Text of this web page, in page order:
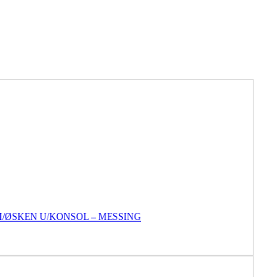
U/KONSOL – MESSING